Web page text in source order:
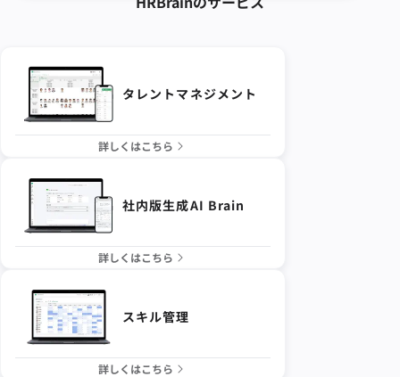
タレントマネジメント
詳しくはこちら
社内版生成AI Brain
詳しくはこちら
スキル管理
詳しくはこちら